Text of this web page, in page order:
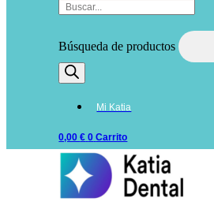
Búsqueda de productos
Mi Katia
0,00€ 0 Carrito